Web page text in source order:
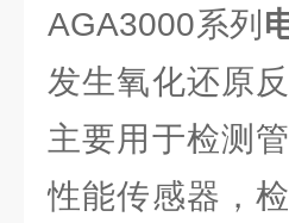
AGA3000系列
发生氧化还原
主要用于检测
性能传感器，